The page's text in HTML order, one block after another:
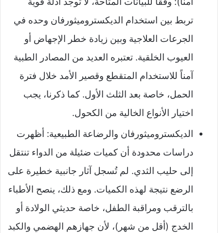
تربط بين استخدام الديكستروميثورفان وحده في
الجرعات العلاجية وبين زيادة خطر الإجهاض أو
العيوب الخلقية. تعتبره العديد من المصادر الطبية
آمناً للاستخدام المتقطع وقصير الأمد خلال فترة
الحمل، خاصة بعد الثلث الأول. كما ذكرنا، يجب
اختيار الأنواع الخالية من الكحول.
الديكستروميثورفان والرضاعة الطبيعية: أظهرت
دراسات محدودة أن كميات ضئيلة من الدواء تنتقل
إلى حليب الثدي. لم تُسجل آثار جانبية خطيرة على
الرضع نتيجة لهذه الكميات. ومع ذلك، ينصح الأطباء
بالترقب ومراقبة الطفل، خاصة حديثي الولادة أو
الخدج (أقل من شهر)، لأن جهازهم الهضمي والكبد